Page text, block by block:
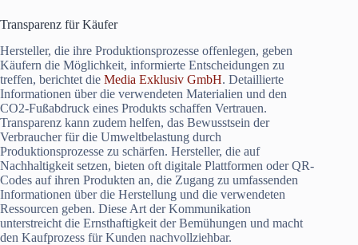
Transparenz für Käufer
Hersteller, die ihre Produktionsprozesse offenlegen, geben
Käufern die Möglichkeit, informierte Entscheidungen zu
treffen, berichtet die Media Exklusiv GmbH. Detaillierte
Informationen über die verwendeten Materialien und den
CO2-Fußabdruck eines Produkts schaffen Vertrauen.
Transparenz kann zudem helfen, das Bewusstsein der
Verbraucher für die Umweltbelastung durch
Produktionsprozesse zu schärfen. Hersteller, die auf
Nachhaltigkeit setzen, bieten oft digitale Plattformen oder QR-
Codes auf ihren Produkten an, die Zugang zu umfassenden
Informationen über die Herstellung und die verwendeten
Ressourcen geben. Diese Art der Kommunikation
unterstreicht die Ernsthaftigkeit der Bemühungen und macht
den Kaufprozess für Kunden nachvollziehbar.